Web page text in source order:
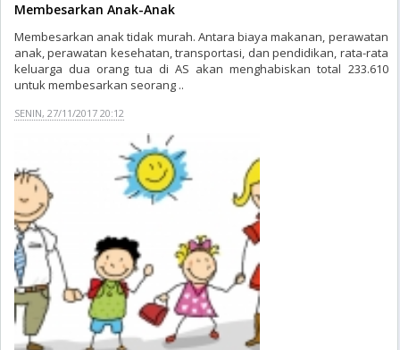
Membesarkan Anak-Anak
Membesarkan anak tidak murah. Antara biaya makanan, perawatan
anak, perawatan kesehatan, transportasi, dan pendidikan, rata-rata
keluarga dua orang tua di AS akan menghabiskan total 233.610
untuk membesarkan seorang ..
SENIN, 27/11/2017 20:12